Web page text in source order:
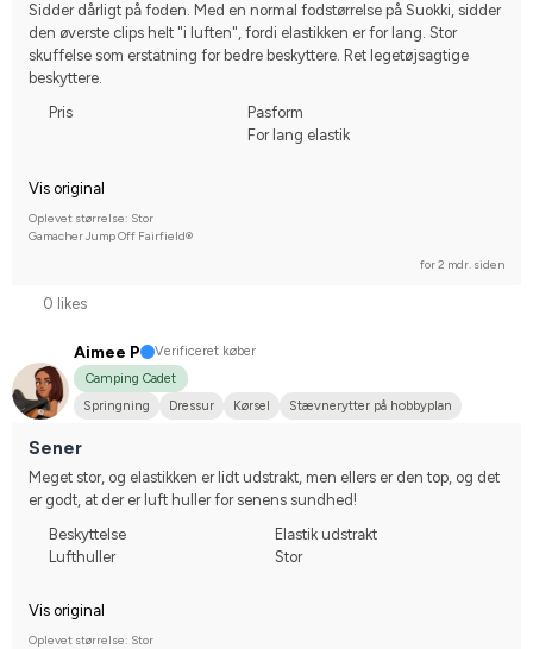
Sidder dårligt på foden. Med en normal fodstørrelse på Suokki, sidder
den øverste clips helt "i luften", fordi elastikken er for lang. Stor
skuffelse som erstatning for bedre beskyttere. Ret legetøjsagtige
beskyttere.
Pris
Pasform
For lang elastik
Vis original
Oplevet størrelse: Stor
Gamacher Jump Off Fairfield®
for 2 mdr. siden
0 likes
Aimee P
Verificeret køber
Camping Cadet
Springning
Dressur Kørsel Stævnerytter på hobbyplan
Sener
Meget stor, og elastikken er lidt udstrakt, men ellers er den top, og det
er godt, at der er luft huller for senens sundhed!
Beskyttelse
Lufthuller
Elastik udstrakt
Stor
Vis original
Oplevet størrelse: Stor